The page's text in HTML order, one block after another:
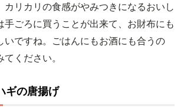
カリカリの食感がやみつきになるおいし
手ごろに買うことが出来て、お財布にも
いですね。ごはんにもお酒にも合うの
ください。
ギの唐揚げ